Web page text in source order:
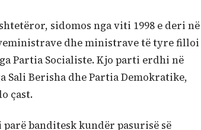
sidomos nga viti 1998 e deri në
dhe ministrave të tyre filloi
Partia Socialiste. Kjo parti erdhi në
Sali Berisha dhe Partia Demokratike,
çast.
banditesk kundër pasurisë së